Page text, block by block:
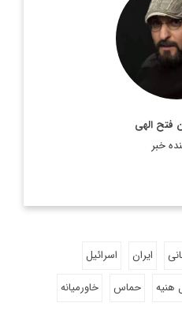
فتح الهی
خبر
ایرانی.
بیشتر
ایران
اسرائیل
هنیه حماس
خاورمیانه